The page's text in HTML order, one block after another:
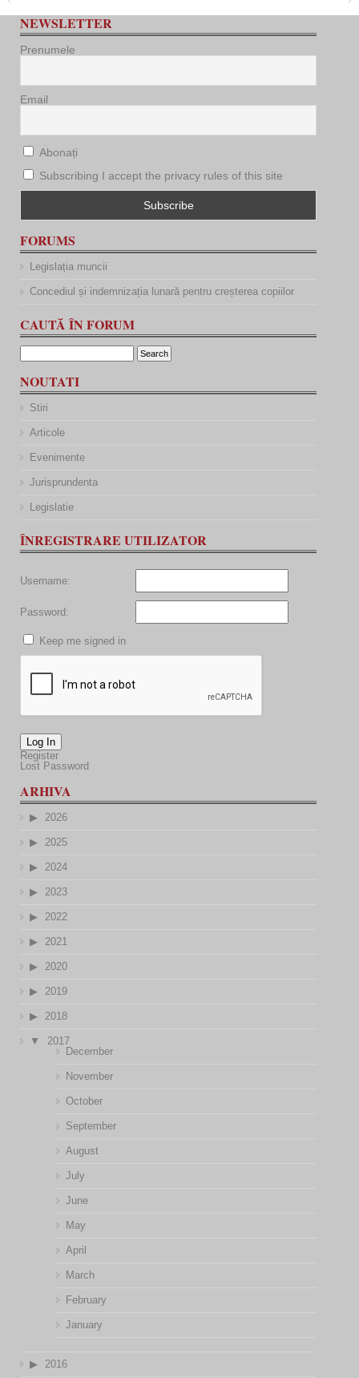
NEWSLETTER
Prenumele
Email
Abonați
Subscribing I accept the privacy rules of this site
FORUMS
Legislația muncii
Concediul și indemnizația lunară pentru creșterea copiilor
CAUTĂ ÎN FORUM
NOUTATI
Stiri
Articole
Evenimente
Jurisprundenta
Legislatie
ÎNREGISTRARE UTILIZATOR
Username:
Password:
Keep me signed in
Log In
Register
Lost Password
ARHIVA
2026
2025
2024
2023
2022
2021
2020
2019
2018
2017
December
November
October
September
August
July
June
May
April
March
February
January
2016